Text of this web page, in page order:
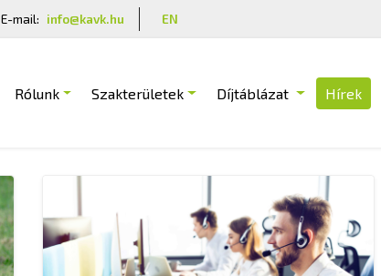
E-mail: info@kavk.hu EN
Rólunk Szakterületek Díjtáblázat Hírek